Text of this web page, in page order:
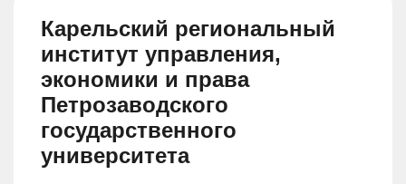
Карельский региональный
институт управления,
экономики и права
Петрозаводского
государственного
университета